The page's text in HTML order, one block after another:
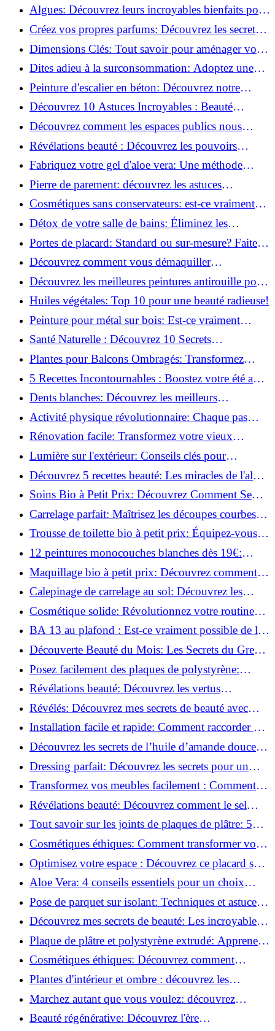
revitaliser les peaux fatiguées!
Algues: Découvrez leurs incroyables bienfaits pour
la santé et la beauté!
Créez vos propres parfums: Découvrez les secrets
de la fabrication artisanale!
Dimensions Clés: Tout savoir pour aménager votre
salle de bains!
Dites adieu à la surconsommation: Adoptez une
vie plus simple!
Peinture d'escalier en béton: Découvrez notre
tutoriel facile et rapide!
Découvrez 10 Astuces Incroyables : Beauté
Naturelle avec le Concombre !
Découvrez comment les espaces publics nous
incitent à être plus actifs : Révélations surprenantes!
Révélations beauté : Découvrez les pouvoirs
insoupçonnés du concombre!
Fabriquez votre gel d'aloe vera: Une méthode
simple et rapide à la maison!
Pierre de parement: découvrez les astuces
infaillibles pour un nettoyage parfait!
Cosmétiques sans conservateurs: est-ce vraiment
possible?
Détox de votre salle de bains: Éliminez les
ingrédients nocifs dès maintenant!
Portes de placard: Standard ou sur-mesure? Faites
le meilleur choix!
Découvrez comment vous démaquiller
naturellement: Astuces et secrets révélés!
Découvrez les meilleures peintures antirouille pour
le fer: Top 12 analysé!
Huiles végétales: Top 10 pour une beauté radieuse!
Peinture pour métal sur bois: Est-ce vraiment
possible?
Santé Naturelle : Découvrez 10 Secrets
Incontournables pour un Bien-être Optimal!
Plantes pour Balcons Ombragés: Transformez
votre Terrasse en Oasis Verte!
5 Recettes Incontournables : Boostez votre été avec
des huiles essentielles!
Dents blanches: Découvrez les meilleurs
ingrédients naturels!
Activité physique révolutionnaire: Chaque pas
compte pour votre santé!
Rénovation facile: Transformez votre vieux
parquet irrégulier en un clin d'œil!
Lumière sur l'extérieur: Conseils clés pour
concevoir et installer votre éclairage!
Découvrez 5 recettes beauté: Les miracles de l'aloe
vera pour votre peau!
Soins Bio à Petit Prix: Découvrez Comment Se
Chouchouter Pour Moins de 35€!
Carrelage parfait: Maîtrisez les découpes courbes
facilement!
Trousse de toilette bio à petit prix: Équipez-vous
pour moins de 25€!
12 peintures monocouches blanches dès 19€:
Découvrez les meilleures offres!
Maquillage bio à petit prix: Découvrez comment
s'équiper pour moins de 50€!
Calepinage de carrelage au sol: Découvrez les
astuces incontournables!
Cosmétique solide: Révolutionnez votre routine
beauté pour zéro déchet!
BA 13 au plafond : Est-ce vraiment possible de les
coller ?
Découverte Beauté du Mois: Les Secrets du Green
Glamour !
Posez facilement des plaques de polystyrène:
Transformez votre plafond sans effort !
Révélations beauté: Découvrez les vertus
insoupçonnées de l'huile de coco!
Révélés: Découvrez mes secrets de beauté avec
l'huile de ricin!
Installation facile et rapide: Comment raccorder un
luminaire au plafond!
Découvrez les secrets de l’huile d’amande douce :
Pourquoi vous devez l'adopter!
Dressing parfait: Découvrez les secrets pour un
rangement optimal!
Transformez vos meubles facilement : Comment
installer des roulettes en un clin d'œil !
Révélations beauté: Découvrez comment le sel
transforme votre routine!
Tout savoir sur les joints de plaques de plâtre: 5
questions clés pour comprendre les fissures!
Cosmétiques éthiques: Comment transformer votre
routine beauté!
Optimisez votre espace : Découvrez ce placard sous
rampant à portes coulissantes!
Aloe Vera: 4 conseils essentiels pour un choix
parfait!
Pose de parquet sur isolant: Techniques et astuces
pour un sol parfait!
Découvrez mes secrets de beauté: Les incroyables
vertus du raisin!
Plaque de plâtre et polystyrène extrudé: Apprenez
à les coller efficacement!
Cosmétiques éthiques: Découvrez comment
transformer votre routine beauté!
Plantes d'intérieur et ombre : découvrez les
meilleures pour votre maison !
Marchez autant que vous voulez: découvrez
pourquoi c'est bénéfique!
Beauté régénérative: Découvrez l'ère